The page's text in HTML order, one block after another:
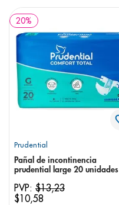
20%
Prudential
Pañal de incontinencia
prudential large 20 unidades
PVP: $13,23
$10,58